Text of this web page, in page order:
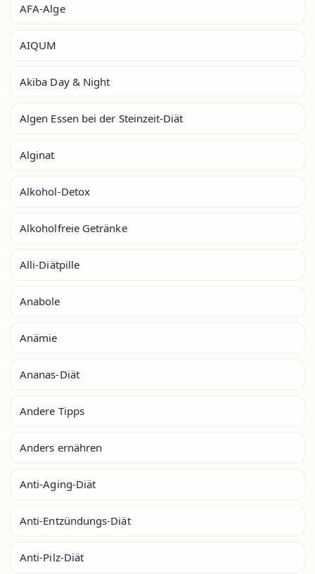
AFA-Alge
AIQUM
Akiba Day & Night
Algen Essen bei der Steinzeit-Diät
Alginat
Alkohol-Detox
Alkoholfreie Getränke
Alli-Diätpille
Anabole
Anämie
Ananas-Diät
Andere Tipps
Anders ernähren
Anti-Aging-Diät
Anti-Entzündungs-Diät
Anti-Pilz-Diät